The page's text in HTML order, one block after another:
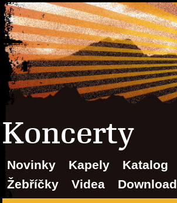
Koncerty
Novinky Kapely Katalog
Žebříčky
Videa Download